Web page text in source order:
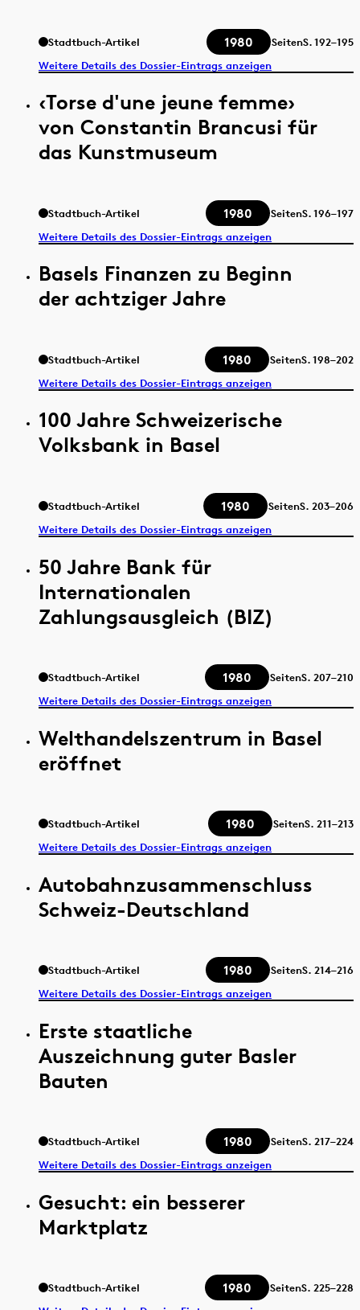
Stadtbuch-Artikel 1980 SeitenS.192–195
Weitere Details des Dossier-Eintrags anzeigen
‹Torse d'une jeune femme›
von Constantin Brancusi für
das Kunstmuseum
Stadtbuch-Artikel 1980 SeitenS.196–197
Weitere Details des Dossier-Eintrags anzeigen
Basels Finanzen zu Beginn
der achtziger Jahre
Stadtbuch-Artikel 1980 SeitenS.198–202
Weitere Details des Dossier-Eintrags anzeigen
100 Jahre Schweizerische
Volksbank in Basel
Stadtbuch-Artikel 1980 SeitenS. 203–206
Weitere Details des Dossier-Eintrags anzeigen
50 Jahre Bank für
Internationalen
Zahlungsausgleich (BIZ)
Stadtbuch-Artikel 1980 SeitenS. 207–210
Weitere Details des Dossier-Eintrags anzeigen
Welthandelszentrum in Basel
eröffnet
Stadtbuch-Artikel 1980 SeitenS. 211–213
Weitere Details des Dossier-Eintrags anzeigen
Autobahnzusammenschluss
Schweiz-Deutschland
Stadtbuch-Artikel 1980 SeitenS. 214–216
Weitere Details des Dossier-Eintrags anzeigen
Erste staatliche
Auszeichnung guter Basler
Bauten
Stadtbuch-Artikel 1980 SeitenS. 217–224
Weitere Details des Dossier-Eintrags anzeigen
Gesucht: ein besserer
Marktplatz
Stadtbuch-Artikel 1980 SeitenS. 225–228